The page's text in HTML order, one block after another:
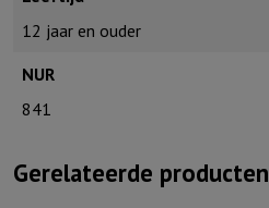
12 jaar en ouder
NUR
841
Gerelateerde producten